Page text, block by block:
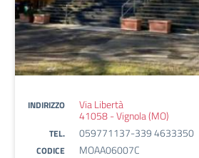
INDIRIZZO Via Libertà
41058 - Vignola (MO)
TEL. 059771137-339 4633350
CODICE MOAA06007C